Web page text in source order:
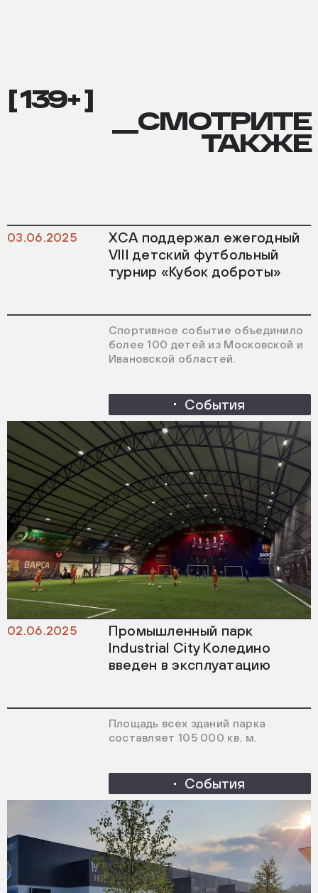
[ 139+ ]
__СМОТРИТЕ
ТАКЖЕ
03.06.2025
ХСА поддержал ежегодный
VIII детский футбольный
турнир «Кубок доброты»
Спортивное событие объединило
более 100 детей из Московской и
Ивановской областей.
События
02.06.2025
Промышленный парк
Industrial City Коледино
введен в эксплуатацию
Площадь всех зданий парка
составляет 105 000 кв. м.
События